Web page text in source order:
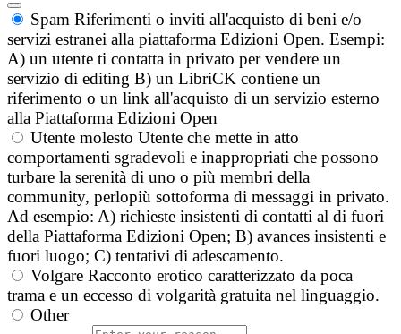
Spam Riferimenti o inviti all'acquisto di beni e/o
servizi estranei alla piattaforma Edizioni Open. Esempi:
A) un utente ti contatta in privato per vendere un
servizio di editing B) un LibriCK contiene un
riferimento o un link all'acquisto di un servizio esterno
alla Piattaforma Edizioni Open
Utente molesto Utente che mette in atto
comportamenti sgradevoli e inappropriati che possono
turbare la serenità di uno o più membri della
community, perlopiù sottoforma di messaggi in privato.
Ad esempio: A) richieste insistenti di contatti al di fuori
della Piattaforma Edizioni Open; B) avances insistenti e
fuori luogo; C) tentativi di adescamento.
Volgare Racconto erotico caratterizzato da poca
trama e un eccesso di volgarità gratuita nel linguaggio.
Other